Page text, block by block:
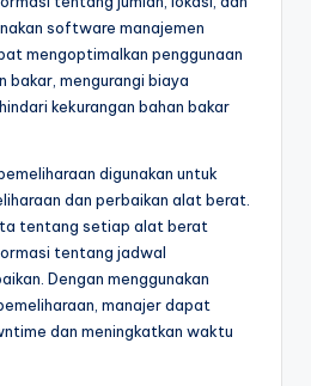
software manajemen
mengoptimalkan penggunaan
bakar, mengurangi biaya
kekurangan bahan bakar
digunakan untuk
dan perbaikan alat berat.
tentang setiap alat berat
tentang jadwal
Dengan menggunakan
manajer dapat
dan meningkatkan waktu